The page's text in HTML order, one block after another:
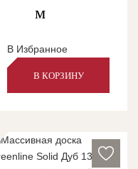
м
В Избранное
В КОРЗИНУ